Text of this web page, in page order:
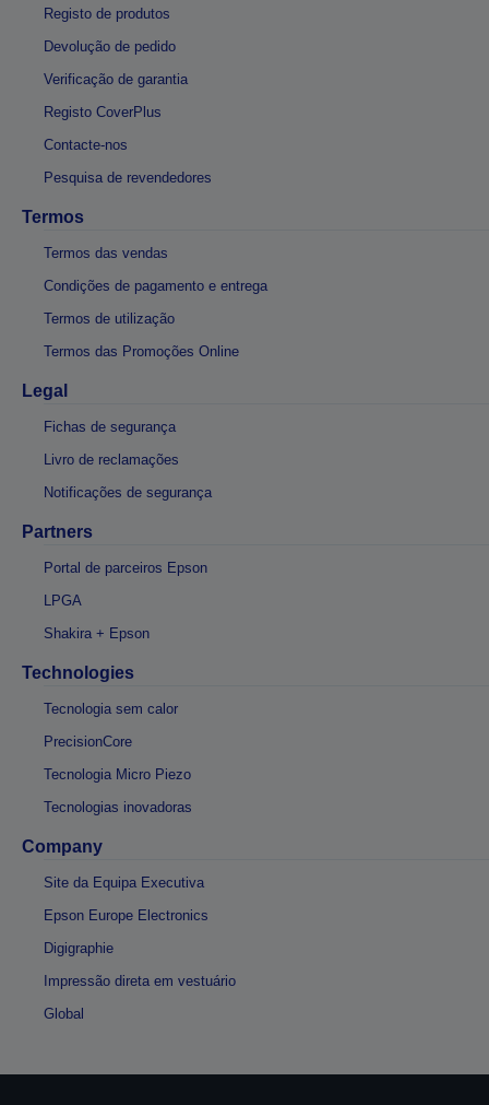
Registo de produtos
Devolução de pedido
Verificação de garantia
Registo CoverPlus
Contacte-nos
Pesquisa de revendedores
Termos
Termos das vendas
Condições de pagamento e entrega
Termos de utilização
Termos das Promoções Online
Legal
Fichas de segurança
Livro de reclamações
Notificações de segurança
Partners
Portal de parceiros Epson
LPGA
Shakira + Epson
Technologies
Tecnologia sem calor
PrecisionCore
Tecnologia Micro Piezo
Tecnologias inovadoras
Company
Site da Equipa Executiva
Epson Europe Electronics
Digigraphie
Impressão direta em vestuário
Global